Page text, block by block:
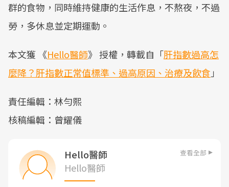
群的食物，同時維持健康的生活作息，不熬夜，不過
勞，多休息並定期運動。
本文獲 《Hello醫師》 授權，轉載自「肝指數過高怎
麼降？肝指數正常值標準、過高原因、治療及飲食 」
責任編輯：林勻熙
核稿編輯：曾耀儀
Hello醫師 查看全部
Hello醫師